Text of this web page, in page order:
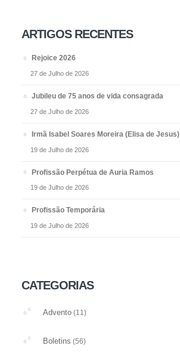
ARTIGOS RECENTES
Rejoice 2026
27 de Julho de 2026
Jubileu de 75 anos de vida consagrada
27 de Julho de 2026
Irmã Isabel Soares Moreira (Elisa de Jesus)
19 de Julho de 2026
Profissão Perpétua de Auria Ramos
19 de Julho de 2026
Profissão Temporária
19 de Julho de 2026
CATEGORIAS
Advento (11)
Boletins (56)